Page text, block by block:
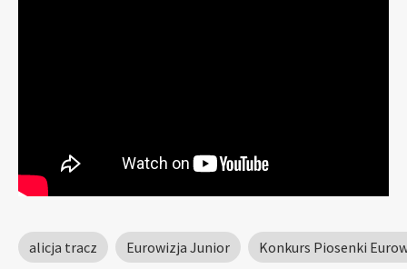
alicja tracz Eurowizja Junior Konkurs Piosenki